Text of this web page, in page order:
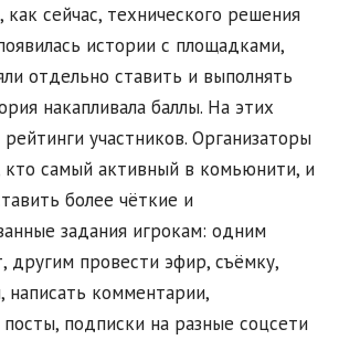
как сейчас, технического решения
истории с площадками,
отдельно ставить и выполнять
накапливала баллы. На этих
участников. Организаторы
кто самый активный в комьюнити, и
более чёткие и
задания игрокам: одним
другим провести эфир, съёмку,
написать комментарии,
подписки на разные соцсети